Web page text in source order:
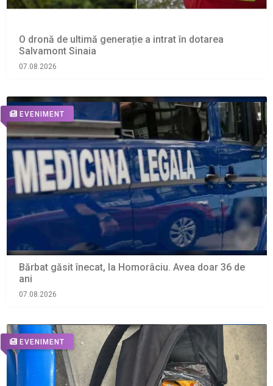
O dronă de ultimă generație a intrat în dotarea
Salvamont Sinaia
07.08.2026
EVENIMENT
Bărbat găsit înecat, la Homorâciu. Avea doar 36 de
ani
07.08.2026
EVENIMENT